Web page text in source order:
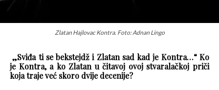
Zlatan Hajlovac Kontra. Foto: Adnan Lingo
„Sviđa ti se bekstejdž i Zlatan sad kad je Kontra…“ Ko
je Kontra, a ko Zlatan u čitavoj ovoj stvaralačkoj priči
koja traje već skoro dvije decenije?